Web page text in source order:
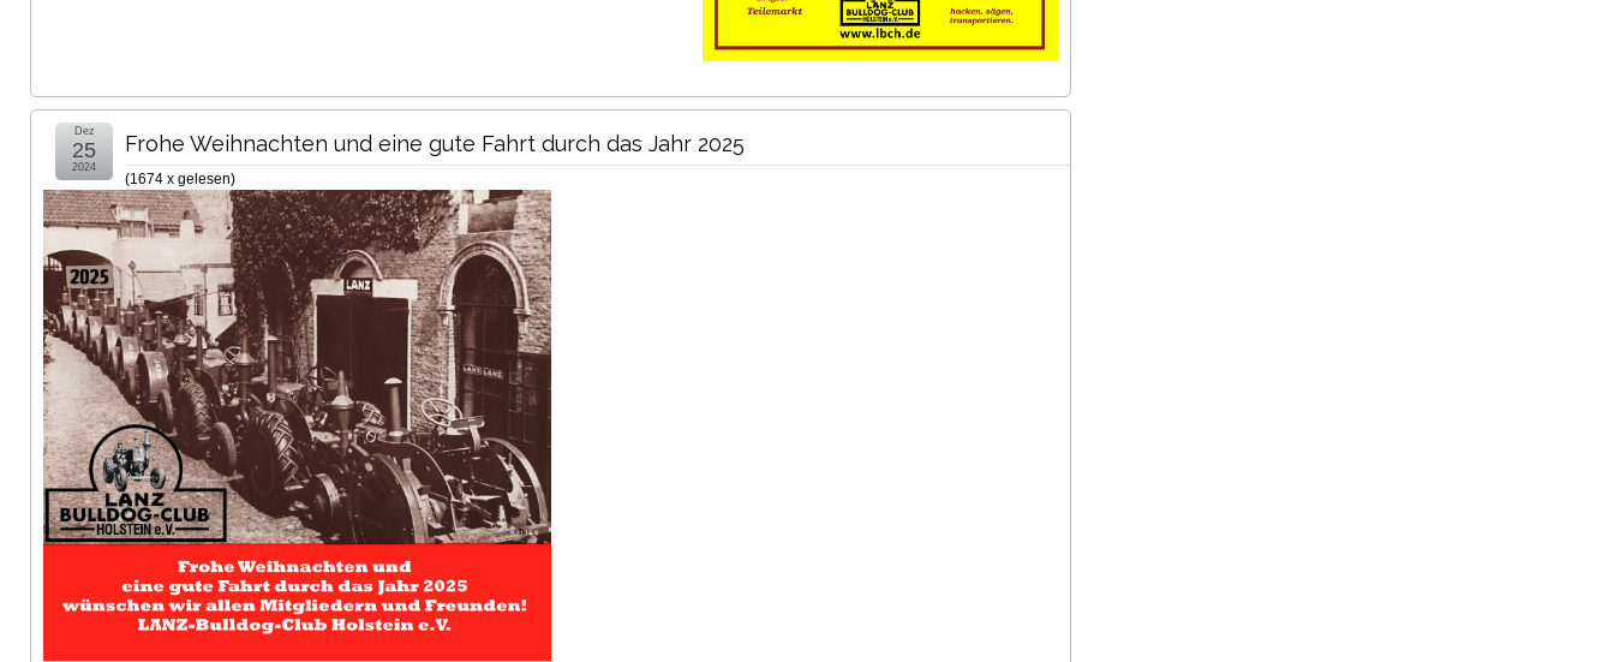
Frohe Weihnachten und eine gute Fahrt durch das Jahr 2025
(1674 x gelesen)
Dez
25
2024